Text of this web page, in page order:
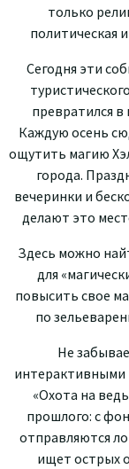
только рел
политическая и
Сегодня эти
превратился в
Каждую осень сю
ощутить магию
города.
вечеринки и беск
делают это мест
Здесь можно
для «магическ
повысить свое
по
Не
интерактивными
«Охота на
прошлого: сфон
отправляются л
ищет острыхо